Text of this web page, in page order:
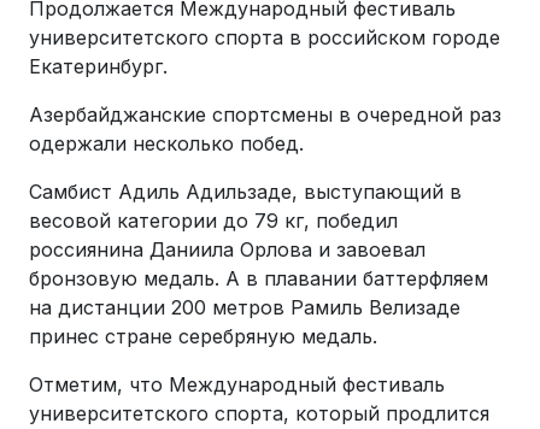
Продолжается Международный фестиваль
университетского спорта в российском городе
Екатеринбург.
Азербайджанские спортсмены в очередной раз
одержали несколько побед.
Самбист Адиль Адильзаде, выступающий в
весовой категории до 79 кг, победил
россиянина Даниила Орлова и завоевал
бронзовую медаль. А в плавании баттерфляем
на дистанции 200 метров Рамиль Велизаде
принес стране серебряную медаль.
Отметим, что Международный фестиваль
университетского спорта, который продлится